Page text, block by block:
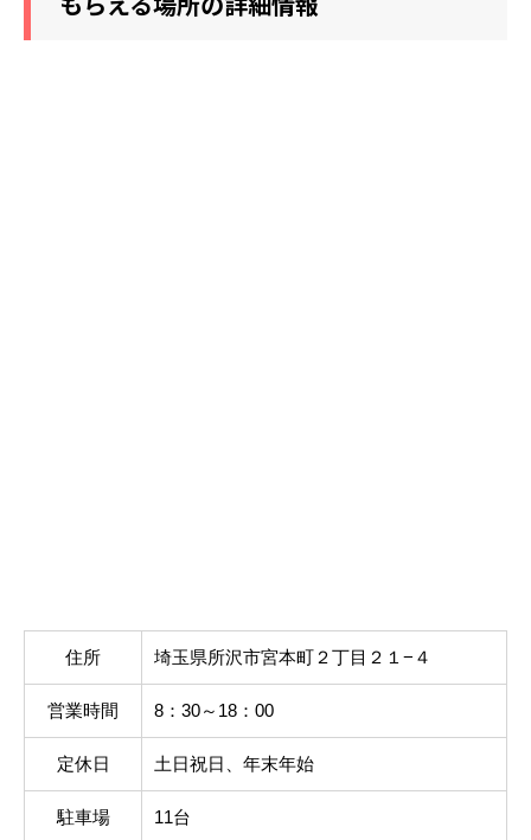
住所 埼玉県所沢市宮本町２丁目２１−４
営業時間 8：30～18：00
定休日 土日祝日、年末年始
駐車場 11台